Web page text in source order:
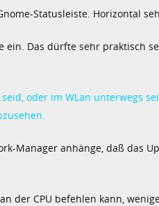
Statusleiste. Horizontal
Das dürfte sehr praktisch
oder im WLan unterwegs
Manager anhänge, daß das
der CPU befehlen kann,